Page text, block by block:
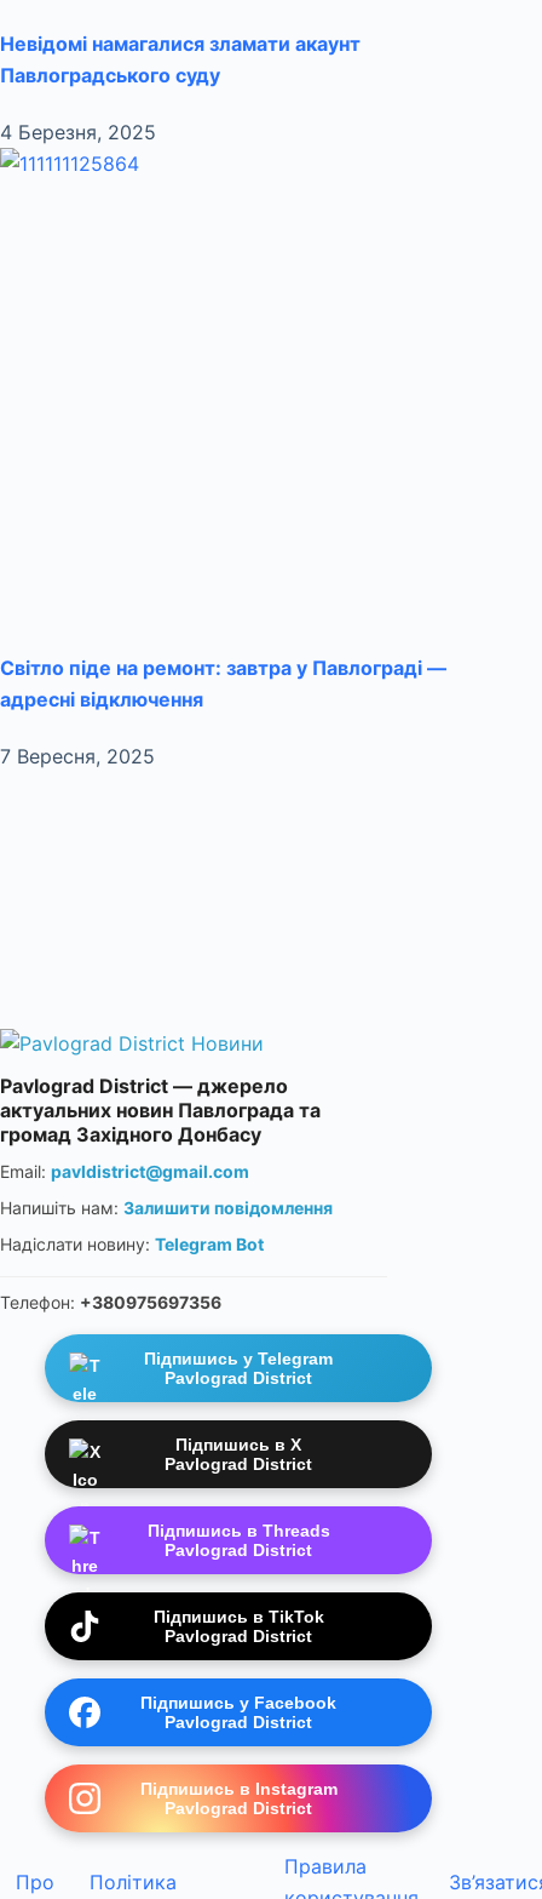
Невідомі намагалися зламати акаунт
Павлоградського суду
4 Березня, 2025
Світло піде на ремонт: завтра у Павлограді —
адресні відключення
7 Вересня, 2025
Pavlograd District — джерело
актуальних новин Павлограда та
громад Західного Донбасу
Email: pavldistrict@gmail.com
Напишіть нам: Залишити повідомлення
Надіслати новину: Telegram Bot
Телефон: +380975697356
Підпишись у Telegram
Pavlograd District
Підпишись в X
Pavlograd District
Підпишись в Threads
Pavlograd District
Підпишись в TikTok
Pavlograd District
Підпишись у Facebook
Pavlograd District
Підпишись в Instagram
Pavlograd District
Про Політика
Правила